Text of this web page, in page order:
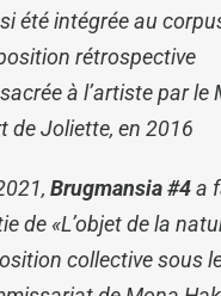
été intégrée au
rétrospective
à l’artiste par le
de Joliette, en 2016
Brugmansia#4a
de «L’objet de la
collective sous